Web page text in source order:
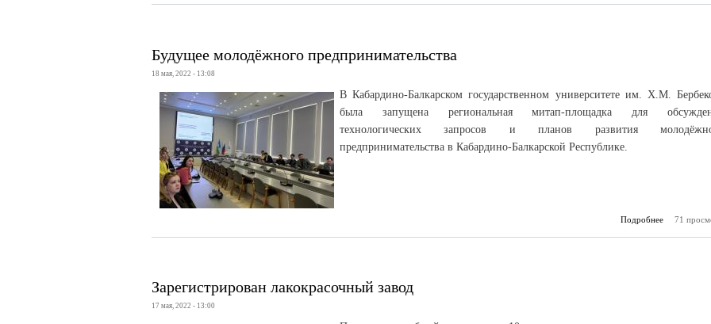
Будущее молодёжного предпринимательства
18 мая, 2022 - 13:08
В Кабардино-Балкарском государственном университете им. Х.М.
была запущена региональная митап-площадка для
технологических запросов и планов развития
предпринимательства в Кабардино-Балкарской Республике.
Подробнее 71
Зарегистрирован лакокрасочный завод
17 мая, 2022 - 13:00